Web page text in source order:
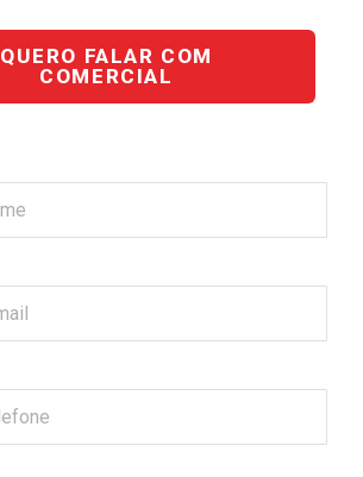
QUERO FALAR COM
COMERCIAL